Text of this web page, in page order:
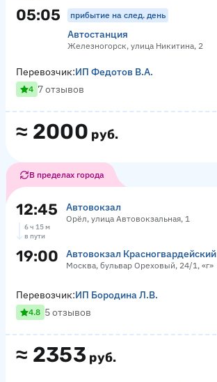
05:05 прибытие на след. день
Автостанция
Железногорск, улица Никитина, 2
≈ 2000 руб.
Перевозчик:ИП Федотов В.А.
4 7 отзывов
В пределах города
12:45 Автовокзал
Орёл, улица Автовокзальная, 1
6 ч 15 м
в пути
19:00 Автовокзал Красногвардейский
Москва, бульвар Ореховый, 24/1, «г»
≈ 2353 руб.
Перевозчик:ИП Бородина Л.В.
4.8 5 отзывов